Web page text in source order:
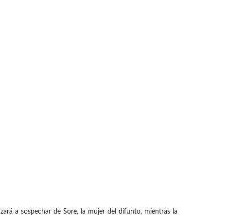
a sospechar de Sore, la mujer del difunto, mientras la